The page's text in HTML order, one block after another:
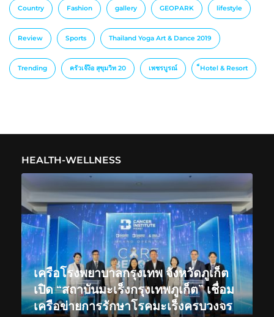
Country Fashion gallery GEOPARK lifestyle
Review Sports Thailand Yoga Art & Dance 2019
Trending ครัวเจ๊ง้อ สุขุมวิท 20 เพชรบูรณ์ ็Hotel & Resort
HEALTH-WELLNESS
เครือโรงพยาบาลกรุงเทพ จังหวัดภูเก็ต
เปิด “สถาบันมะเร็งกรุงเทพภูเก็ต” เชื่อม
เครือข่ายการรักษาโรคมะเร็งครบวงจร